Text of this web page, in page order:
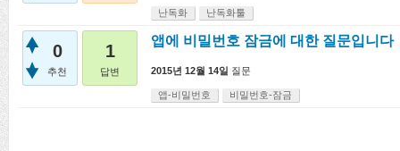
난독화 난독화툴
0
추천
1
답변
앱에 비밀번호 잠금에 대한 질문입니다
2015년 12월 14일 질문
앱-비밀번호 비밀번호-잠금